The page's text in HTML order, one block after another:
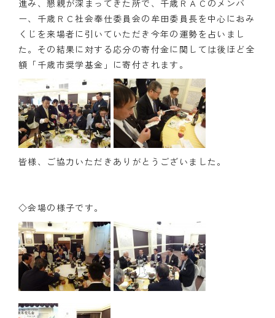
進み、懇親が深まってきた所で、千歳ＲＡＣのメンバ
ー、千歳ＲＣ社会奉仕委員会の牟田委員長を中心におみ
くじを来場者に引いていただき今年の運勢を占いまし
た。その結果に対する応分の寄付金に関しては後ほど全
額「千歳市奨学基金」に寄付されます。
皆様、ご協力いただきありがとうございました。
◇会場の様子です。